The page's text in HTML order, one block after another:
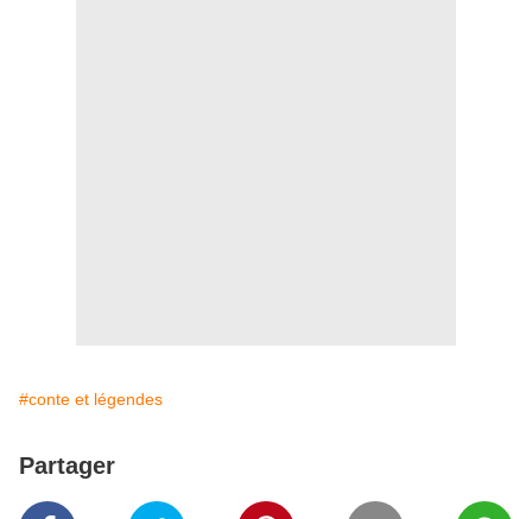
#conte et légendes
Partager